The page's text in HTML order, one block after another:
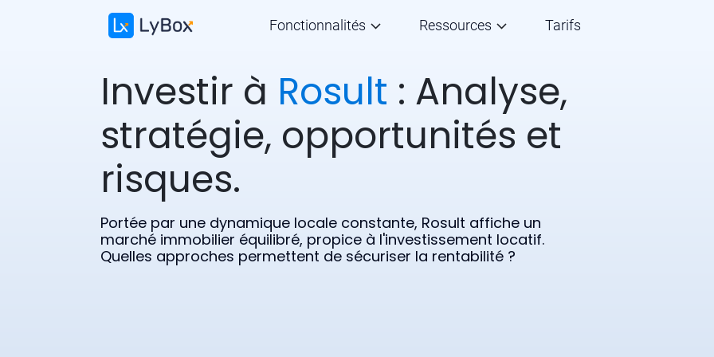
Fonctionnalités Ressources Tarifs
Investir à Rosult : Analyse,
stratégie, opportunités et
risques.
Portée par une dynamique locale constante, Rosult affiche un
marché immobilier équilibré, propice à l'investissement locatif.
Quelles approches permettent de sécuriser la rentabilité ?